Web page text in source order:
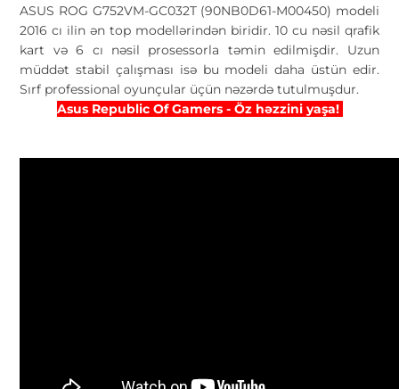
ASUS ROG G752VM-GC032T (90NB0D61-M00450) modeli
2016 cı ilin ən top modellərindən biridir. 10 cu nəsil qrafik
kart və 6 cı nəsil prosessorla təmin edilmişdir. Uzun
müddət stabil çalışması isə bu modeli daha üstün edir.
Sırf professional oyunçular üçün nəzərdə tutulmuşdur.
Asus Republic Of Gamers - Öz həzzini yaşa!